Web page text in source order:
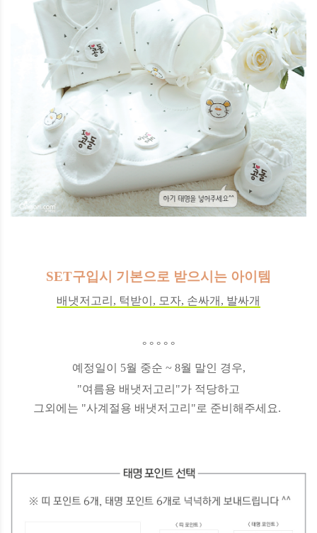
SET구입시 기본으로 받으시는 아이템
배냇저고리, 턱받이, 모자, 손싸개, 발싸개
° ° ° ° °
예정일이 5월 중순 ~ 8월 말인 경우,
"여름용 배냇저고리"가 적당하고
그외에는 "사계절용 배냇저고리"로 준비해주세요.